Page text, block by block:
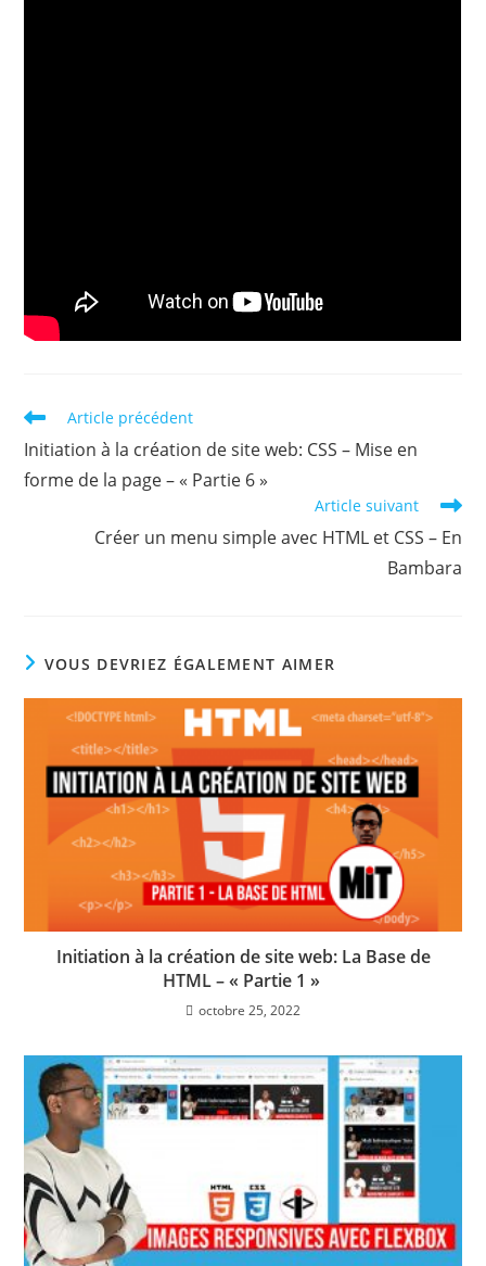
Article précédent
Initiation à la création de site web: CSS – Mise en
forme de la page – « Partie 6 »
Article suivant
Créer un menu simple avec HTML et CSS – En
Bambara
VOUS DEVRIEZ ÉGALEMENT AIMER
Initiation à la création de site web: La Base de
HTML – « Partie 1 »
octobre 25, 2022